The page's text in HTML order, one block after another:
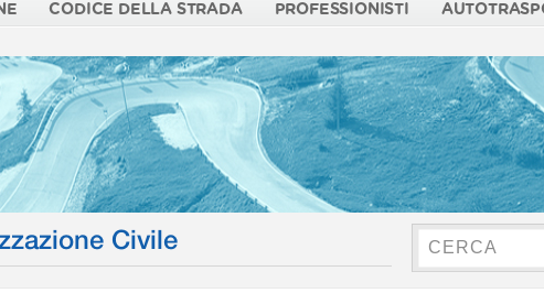
CODICE DELLA STRADA PROFESSIONISTI
Civile